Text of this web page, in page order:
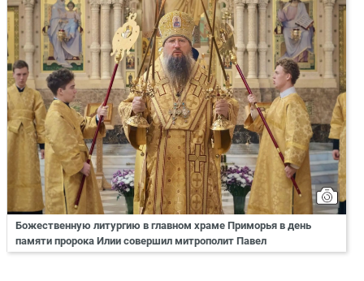
Божественную литургию в главном храме Приморья в день
памяти пророка Илии совершил митрополит Павел